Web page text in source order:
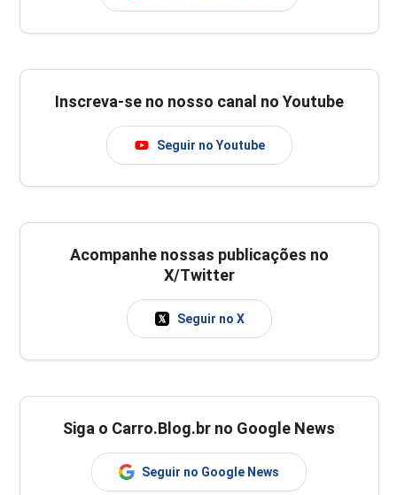
Inscreva-se no nosso canal no Youtube
Seguir no Youtube
Acompanhe nossas publicações no
X/Twitter
Seguir no X
Siga o Carro.Blog.br no Google News
Seguir no Google News